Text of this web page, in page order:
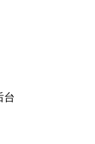
台